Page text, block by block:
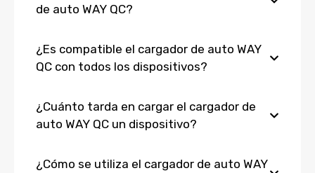
de auto WAY QC?
¿Es compatible el cargador de auto WAY
QC con todos los dispositivos?
¿Cuánto tarda en cargar el cargador de
auto WAY QC un dispositivo?
¿Cómo se utiliza el cargador de auto WAY